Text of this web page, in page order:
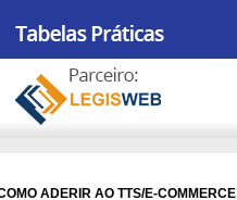
ADERIR AO TTS/E-COMMERCE